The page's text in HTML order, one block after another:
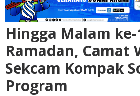
Hingga Malam ke-
Ramadan, Camat
Sekcam Kompak
Program